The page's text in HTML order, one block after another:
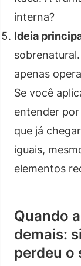
interna?
Ideia
apenas
Se você
entender por
que já
iguais,
elementos
Quando
demais:
perdeu o